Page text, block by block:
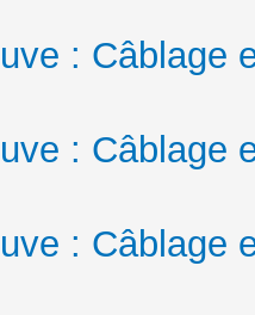
: Câblage
: Câblage
: Câblage